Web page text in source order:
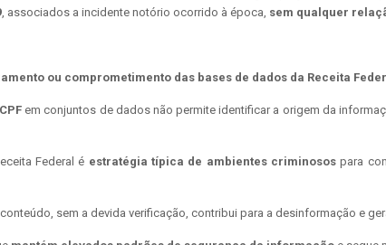
, associados a incidente notório ocorrido à época, sem qualquer
ou comprometimento das bases de dados da Receita
em conjuntos de dados não permite identificar a origem da
Federal é estratégia típica de ambientes criminosospara
sem a devida verificação, contribui para a desinformação e